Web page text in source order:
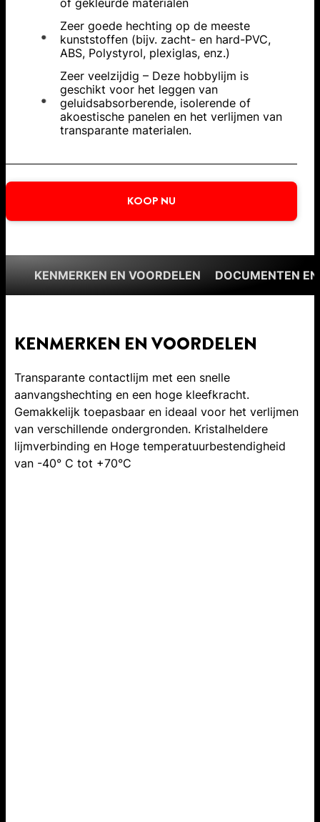
of gekleurde materialen
Zeer goede hechting op de meeste
kunststoffen (bijv. zacht- en hard-PVC,
ABS, Polystyrol, plexiglas, enz.)
Zeer veelzijdig – Deze hobbylijm is
geschikt voor het leggen van
geluidsabsorberende, isolerende of
akoestische panelen en het verlijmen van
transparante materialen.
KOOP NU
KENMERKEN EN VOORDELEN DOCUMENTEN
KENMERKEN EN VOORDELEN
Transparante contactlijm met een snelle
aanvangshechting en een hoge kleefkracht.
Gemakkelijk toepasbaar en ideaal voor het verlijmen
van verschillende ondergronden. Kristalheldere
lijmverbinding en Hoge temperatuurbestendigheid
van -40° C tot +70°C